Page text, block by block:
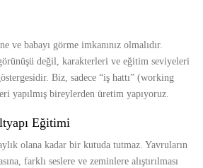
ve babayı görme imkanınız olmalıdır.
görünüşü değil, karakterleri ve eğitim seviyeleri
Biz, sadece “iş hattı” (working
yapılmış bireylerden üretim yapıyoruz.
Eğitimi
olana kadar bir kutuda tutmaz. Yavruların
farklı seslere ve zeminlere alıştırılması